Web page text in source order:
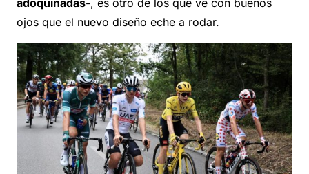
ojos que el nuevo diseño eche a rodar.